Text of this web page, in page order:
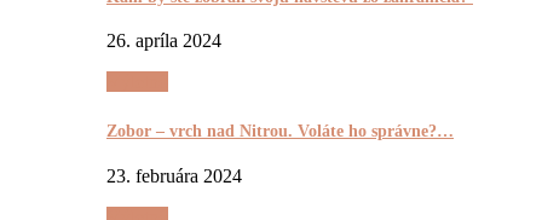
26. apríla 2024
Zobor – vrch nad Nitrou. Voláte ho správne?…
23. februára 2024